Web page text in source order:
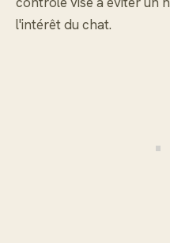
l'intérêt du chat.